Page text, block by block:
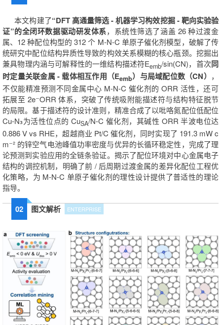
本文构建了“DFT 高通量筛选 - 机器学习构效挖掘 - 靶向实验验
证”的全闭环数据驱动研发体系，系统性筛选了涵盖 26 种过渡金
属、12 种配位构型的 312 个 M-N-C 单原子催化剂模型，破解了传
统研究中配位结构异质性导致的构效关系模糊的核心瓶颈。挖掘出
兼具物理内涵与可解释性的一维结构描述符Eemb/sin(CN)，首次同
时定量关联金属 - 载体相互作用（Eemb）与局域配位数（CN） ，
不仅能精准预测不同金属中心 M-N-C 催化剂的 ORR 活性，还可
拓展至 2e⁻ORR 体系，突破了传统吸附能描述符与结构特征脱节
的局限。基于描述符的设计准则，精准合成了以吡咯氮配位低配位
Cu-N₃为活性位点的 CuSA/N-C 催化剂，其碱性 ORR 半波电位达
0.886 V vs RHE，超越商业 Pt/C 催化剂，同时实现了 191.3 mW c
m⁻² 的锌空气电池峰值功率密度与优异的长循环稳定性，完成了理
论预测到实验应用的全链条验证。揭示了配位环境对中心金属电子
结构的调控机制，明确了前 / 后周期过渡金属的差异化配位工程优
化策略，为 M-N-C 单原子催化剂的理性设计提供了普适性的理论
指导。
02 图文解析 ENTERPRISE